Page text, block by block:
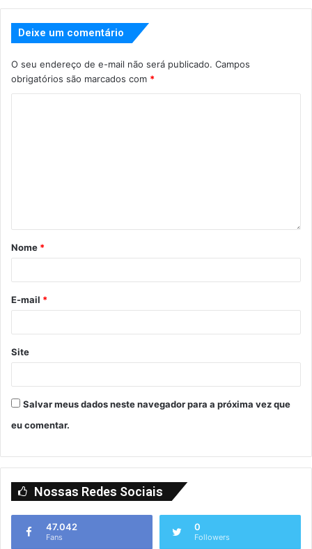
Deixe um comentário
O seu endereço de e-mail não será publicado. Campos
obrigatórios são marcados com *
Nome *
E-mail *
Site
Salvar meus dados neste navegador para a próxima vez que
eu comentar.
Nossas Redes Sociais
47.042
Fans
0
Followers